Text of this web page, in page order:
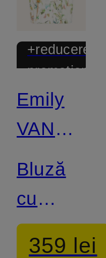
+reducere
Emily
VAN
DEN
Bluză
cu
volane
359 lei